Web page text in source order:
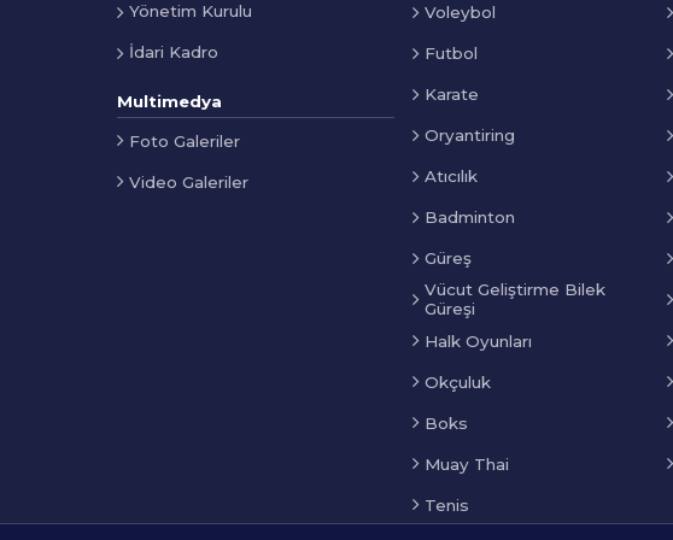
Yönetim Kurulu
İdari Kadro
Multimedya
Foto Galeriler
Video Galeriler
Voleybol
Futbol
Karate
Oryantiring
Atıcılık
Badminton
Güreş
Vücut Geliştirme Bilek
Güreşi
Halk Oyunları
Okçuluk
Boks
Muay Thai
Tenis